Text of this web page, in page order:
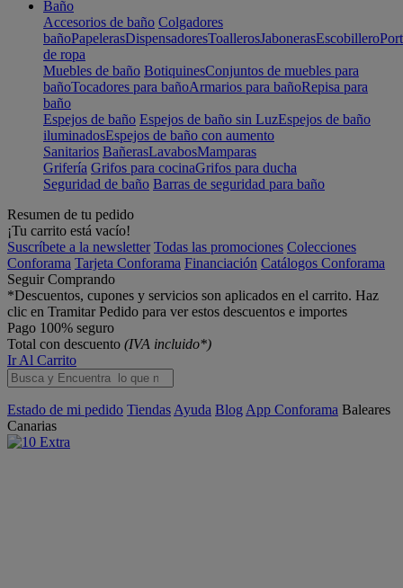
Baño
Accesorios de baño Colgadores
bañoPapelerasDispensadoresToallerosJabonerasEscobillero
de ropa
Muebles de baño BotiquinesConjuntos de muebles para
bañoTocadores para bañoArmarios para bañoRepisa para
baño
Espejos de baño Espejos de baño sin LuzEspejos de baño
iluminadosEspejos de baño con aumento
Sanitarios BañerasLavabosMamparas
Grifería Grifos para cocinaGrifos para ducha
Seguridad de baño Barras de seguridad para baño
Resumen de tu pedido
¡Tu carrito está vacío!
Suscríbete a la newsletter Todas las promociones Colecciones
Conforama Tarjeta Conforama Financiación Catálogos Conforama
Seguir Comprando
*Descuentos, cupones y servicios son aplicados en el carrito. Haz
clic en Tramitar Pedido para ver estos descuentos e importes
Pago 100% seguro
Total con descuento (IVA incluido*)
Ir Al Carrito
Estado de mi pedido Tiendas Ayuda Blog App Conforama Baleares
Canarias